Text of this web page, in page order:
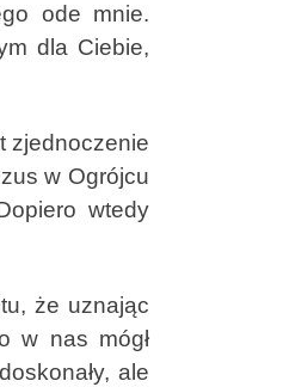
ode mnie.
dla Ciebie,
zjednoczenie
w Ogrójcu
wtedy
że uznając
w nas mógł
ale